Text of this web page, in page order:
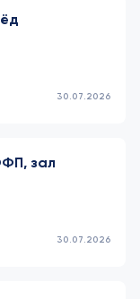
30.07.2026
зал
30.07.2026